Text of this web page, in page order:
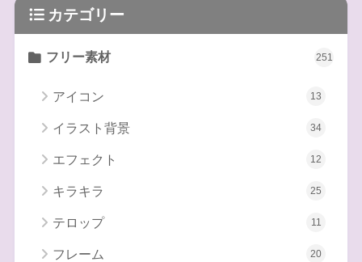
カテゴリー
フリー素材 251
アイコン 13
イラスト背景 34
エフェクト 12
キラキラ 25
テロップ 11
フレーム 20